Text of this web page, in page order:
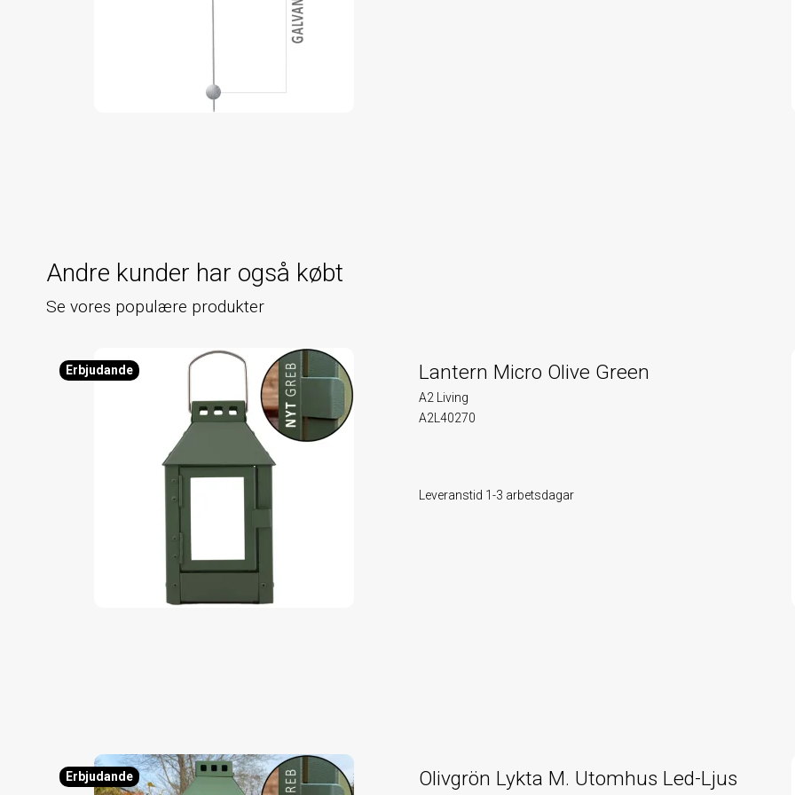
Andre kunder har også købt
Se vores populære produkter
Erbjudande Lantern Micro Olive Green
A2 Living
A2L40270
Leveranstid 1-3 arbetsdagar
Erbjudande Olivgrön Lykta M. Utomhus Led-Ljus